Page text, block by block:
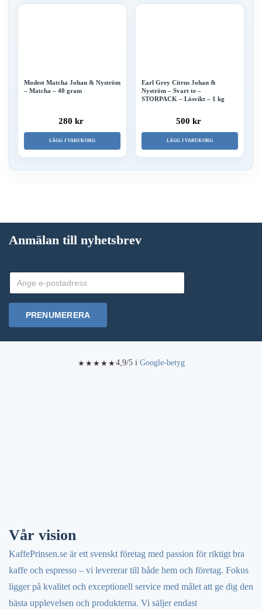
Modest Matcha Johan & Nyström
– Matcha – 40 gram
280 kr
LÄGG I VARUKORG
Earl Grey Citrus Johan &
Nyström – Svart te –
STORPACK – Lösvikt – 1 kg
500 kr
LÄGG I VARUKORG
Anmälan till nyhetsbrev
PRENUMERERA
★★★★★4,9/5 i Google-betyg
Vår vision
KaffePrinsen.se är ett svenskt företag med passion för riktigt bra
kaffe och espresso – vi levererar till både hem och företag. Fokus
ligger på kvalitet och exceptionell service med målet att ge dig den
bästa upplevelsen och produkterna. Vi säljer endast